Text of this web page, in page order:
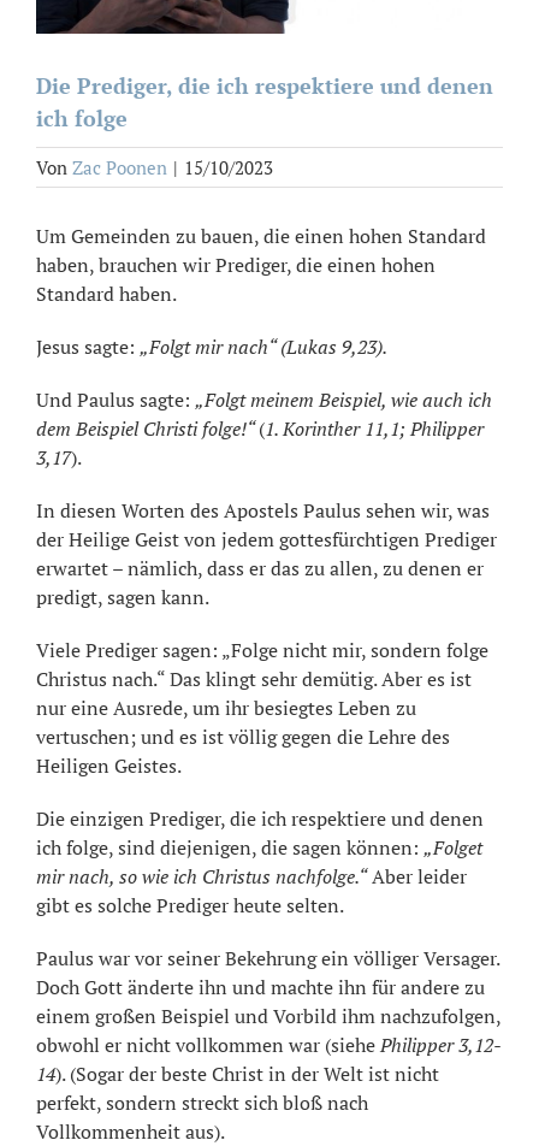
Die Prediger, die ich respektiere und denen
ich folge
Von Zac Poonen | 15/10/2023
Um Gemeinden zu bauen, die einen hohen Standard
haben, brauchen wir Prediger, die einen hohen
Standard haben.
Jesus sagte: „Folgt mir nach“ (Lukas 9,23).
Und Paulus sagte: „Folgt meinem Beispiel, wie auch ich
dem Beispiel Christi folge!“(1. Korinther 11,1; Philipper
3,17).
In diesen Worten des Apostels Paulus sehen wir, was
der Heilige Geist von jedem gottesfürchtigen Prediger
erwartet – nämlich, dass er das zu allen, zu denen er
predigt, sagen kann.
Viele Prediger sagen: „Folge nicht mir, sondern folge
Christus nach.“ Das klingt sehr demütig. Aber es ist
nur eine Ausrede, um ihr besiegtes Leben zu
vertuschen; und es ist völlig gegen die Lehre des
Heiligen Geistes.
Die einzigen Prediger, die ich respektiere und denen
ich folge, sind diejenigen, die sagen können: „Folget
mir nach, so wie ich Christus nachfolge.“Aber leider
gibt es solche Prediger heute selten.
Paulus war vor seiner Bekehrung ein völliger Versager.
Doch Gott änderte ihn und machte ihn für andere zu
einem großen Beispiel und Vorbild ihm nachzufolgen,
obwohl er nicht vollkommen war (siehePhilipper 3,12-
14). (Sogar der beste Christ in der Welt ist nicht
perfekt, sondern streckt sich bloß nach
Vollkommenheit aus).